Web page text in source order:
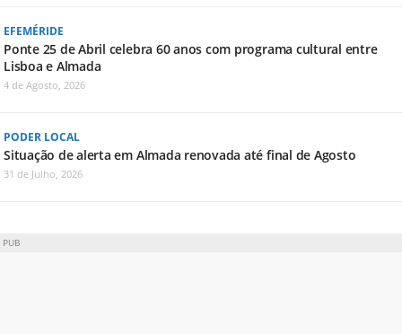
EFEMÉRIDE
Ponte 25 de Abril celebra 60 anos com programa cultural entre
Lisboa e Almada
4 de Agosto, 2026
PODER LOCAL
Situação de alerta em Almada renovada até final de Agosto
31 de Julho, 2026
PUB